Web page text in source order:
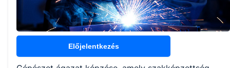
Választható szakmairányok:
Nem válaszható
Előjelentkezés